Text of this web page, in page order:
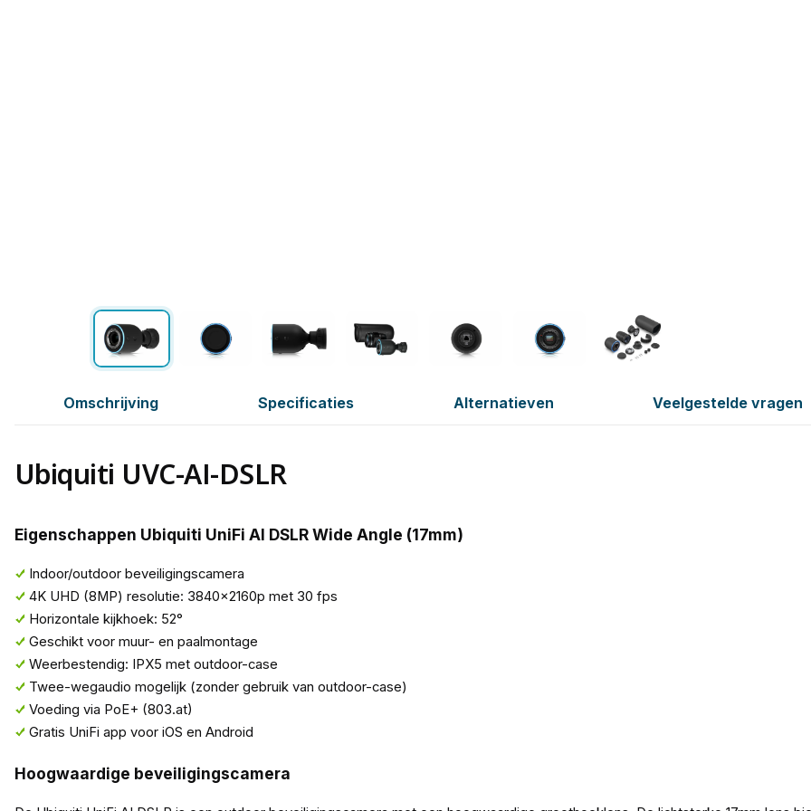
Omschrijving Specificaties Alternatieven Veelgestelde vragen
Ubiquiti UVC-AI-DSLR
Eigenschappen Ubiquiti UniFi AI DSLR Wide Angle (17mm)
Indoor/outdoor beveiligingscamera
4K UHD (8MP) resolutie: 3840x2160p met 30 fps
Horizontale kijkhoek: 52°
Geschikt voor muur- en paalmontage
Weerbestendig: IPX5 met outdoor-case
Twee-wegaudio mogelijk (zonder gebruik van outdoor-case)
Voeding via PoE+ (803.at)
Gratis UniFi app voor iOS en Android
Hoogwaardige beveiligingscamera